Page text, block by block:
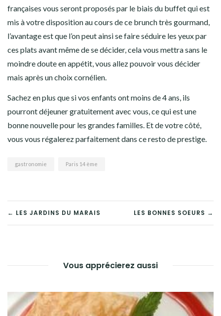
françaises vous seront proposés par le biais du buffet qui est
mis à votre disposition au cours de ce brunch très gourmand,
l’avantage est que l’on peut ainsi se faire séduire les yeux par
ces plats avant même de se décider, cela vous mettra sans le
moindre doute en appétit, vous allez pouvoir vous décider
mais après un choix cornélien.
Sachez en plus que si vos enfants ont moins de 4 ans, ils
pourront déjeuner gratuitement avec vous, ce qui est une
bonne nouvelle pour les grandes familles. Et de votre côté,
vous vous régalerez parfaitement dans ce resto de prestige.
gastronomie Paris 14 ème
NAVIGATION
← LES JARDINS DU MARAIS LES BONNES SOEURS →
Vous apprécierez aussi